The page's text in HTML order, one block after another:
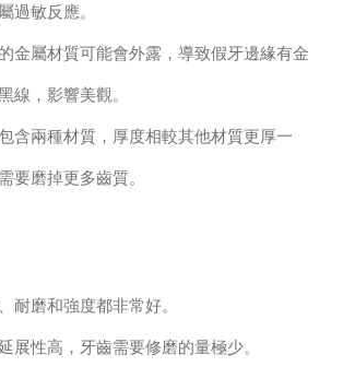
過敏反應。
金屬材質可能會外露，導致假牙邊緣有金
線，影響美觀。
含兩種材質，厚度相較其他材質更厚一
要磨掉更多齒質。
耐磨和強度都非常好。
展性高，牙齒需要修磨的量極少。